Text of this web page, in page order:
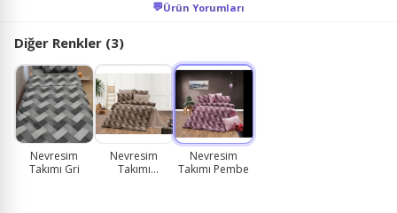
💬Ürün Yorumları
Diğer Renkler (3)
Nevresim
Takımı Gri
Nevresim
Takımı
Nevresim
Takımı Pembe